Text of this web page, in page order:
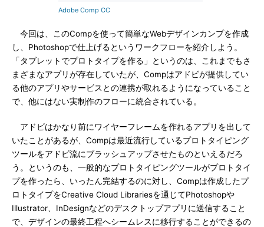
Adobe Comp CC
今回は、このCompを使って簡単なWebデザインカンプを作成
し、Photoshopで仕上げるというワークフローを紹介しよう。
「タブレットでプロトタイプを作る」というのは、これまでもさ
まざまなアプリが存在していたが、Compはアドビが提供してい
る他のアプリやサービスとの連携が取れるようになっていること
で、他にはない実制作のフローに統合されている。
アドビはかなり前にワイヤーフレームを作れるアプリを出して
いたことがあるが、Compは最近流行しているプロトタイピング
ツールをアドビ流にブラッシュアップさせたものといえるだろ
う。というのも、一般的なプロトタイピングツールがプロトタイ
プを作ったら、いったん完結するのに対し、Compは作成したプ
ロトタイプをCreative Cloud Librariesを通じてPhotoshopや
Illustrator、InDesignなどのデスクトップアプリに送信すること
で、デザインの最終工程へシームレスに移行することができるの